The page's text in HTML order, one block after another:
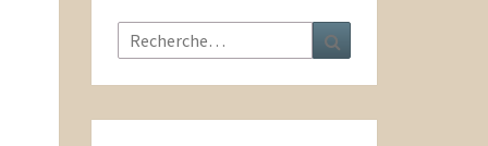
Rechercher :